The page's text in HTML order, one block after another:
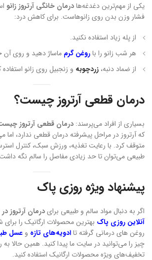
یکی از مهم‌ترین دغدغه‌هادرمان خانگی آرتروز زانو
فشار وزن بدن روی زانوهاست. برای کاهش درد:
از پله زیاد استفاده نکنید.
هر شب زانو را باروغن گرم ماساژ دهید و روی آن
از ضماد دنبه، زردچوبه و زنجبیل روی زانو استفاده
درمان قطعی آرتروز چیست؟
بسیاری از افراد می‌پرسند: درمان قطعی آرتروز
که آرتروز در مراحل پیشرفته درمان قطعی ندارد،
متوقف کرد. با رعایت تغذیه، ورزش سبک، کنترل
طبیعی می‌توان تا حد زیادی مفاصل را سالم نگه
پیشنهاد ویژه روزی پاک
اگر به دنبال مواد سالم و طبیعی برایدرمان آرتروز
آنلاین روزی پاک بهترین محصولات ارگانیک را برای
روغن های درمانی گرفته تاادویه‌های تازه و عسل
چیز را می‌توانید در سایت ما پیدا کنید. همین حالا
تخفیف‌های ویژه محصولات ارگانیک استفاده کنید.